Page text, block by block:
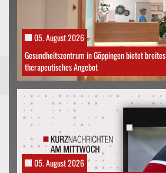
05. August 2026
Gesundheitszentrum in Göppingen bietet breites
therapeutisches Angebot
05. August 2026